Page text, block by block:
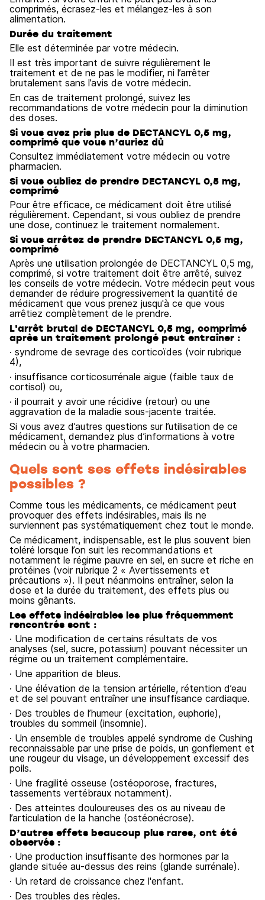
comprimés, écrasez-les et mélangez-les à son
alimentation.
Durée du traitement
Elle est déterminée par votre médecin.
Il est très important de suivre régulièrement le
traitement et de ne pas le modifier, ni l’arrêter
brutalement sans l’avis de votre médecin.
En cas de traitement prolongé, suivez les
recommandations de votre médecin pour la diminution
des doses.
Si vous avez pris plus de DECTANCYL 0,5 mg,
comprimé que vous n’auriez dû
Consultez immédiatement votre médecin ou votre
pharmacien.
Si vous oubliez de prendre DECTANCYL 0,5 mg,
comprimé
Pour être efficace, ce médicament doit être utilisé
régulièrement. Cependant, si vous oubliez de prendre
une dose, continuez le traitement normalement.
Si vous arrêtez de prendre DECTANCYL 0,5 mg,
comprimé
Après une utilisation prolongée de DECTANCYL 0,5 mg,
comprimé, si votre traitement doit être arrêté, suivez
les conseils de votre médecin. Votre médecin peut vous
demander de réduire progressivement la quantité de
médicament que vous prenez jusqu'à ce que vous
arrêtiez complètement de le prendre.
L'arrêt brutal de DECTANCYL 0,5 mg, comprimé
après un traitement prolongé peut entraîner :
· syndrome de sevrage des corticoïdes (voir rubrique
4),
· insuffisance corticosurrénale aigue (faible taux de
cortisol) ou,
· il pourrait y avoir une récidive (retour) ou une
aggravation de la maladie sous-jacente traitée.
Si vous avez d’autres questions sur l’utilisation de ce
médicament, demandez plus d’informations à votre
médecin ou à votre pharmacien.
Quels sont ses effets indésirables
possibles ?
Comme tous les médicaments, ce médicament peut
provoquer des effets indésirables, mais ils ne
surviennent pas systématiquement chez tout le monde.
Ce médicament, indispensable, est le plus souvent bien
toléré lorsque l’on suit les recommandations et
notamment le régime pauvre en sel, en sucre et riche en
protéines (voir rubrique 2 « Avertissements et
précautions »). Il peut néanmoins entraîner, selon la
dose et la durée du traitement, des effets plus ou
moins gênants.
Les effets indésirables les plus fréquemment
rencontrés sont :
· Une modification de certains résultats de vos
analyses (sel, sucre, potassium) pouvant nécessiter un
régime ou un traitement complémentaire.
· Une apparition de bleus.
· Une élévation de la tension artérielle, rétention d’eau
et de sel pouvant entraîner une insuffisance cardiaque.
· Des troubles de l’humeur (excitation, euphorie),
troubles du sommeil (insomnie).
· Un ensemble de troubles appelé syndrome de Cushing
reconnaissable par une prise de poids, un gonflement et
une rougeur du visage, un développement excessif des
poils.
· Une fragilité osseuse (ostéoporose, fractures,
tassements vertébraux notamment).
· Des atteintes douloureuses des os au niveau de
l’articulation de la hanche (ostéonécrose).
D’autres effets beaucoup plus rares, ont été
observés :
· Une production insuffisante des hormones par la
glande située au-dessus des reins (glande surrénale).
· Un retard de croissance chez l'enfant.
· Des troubles des règles.